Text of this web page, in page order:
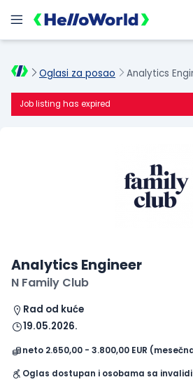
Oglasi za posao Analytics
Job listing has expired
Analytics Engineer
N Family Club
Rad od kuće
19.05.2026.
neto 2.650,00 - 3.800,00 EUR
Oglas dostupan i osobama sa